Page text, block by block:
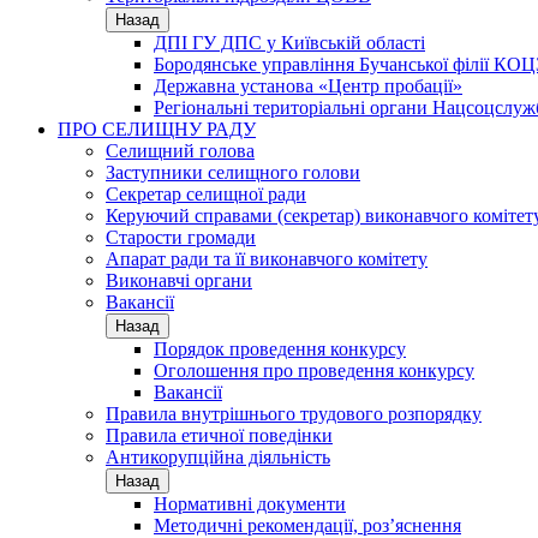
Назад
ДПІ ГУ ДПС у Київській області
Бородянське управління Бучанської філії
Державна установа «Центр пробації»
Регіональні територіальні органи
ПРО СЕЛИЩНУ РАДУ
Селищний голова
Заступники селищного голови
Секретар селищної ради
Керуючий справами (секретар) виконавчого
Старости громади
Апарат ради та її виконавчого комітету
Виконавчі органи
Вакансії
Назад
Порядок проведення конкурсу
Оголошення про проведення конкурсу
Вакансії
Правила внутрішнього трудового розпорядку
Правила етичної поведінки
Антикорупційна діяльність
Назад
Нормативні документи
Методичні рекомендації, роз’яснення